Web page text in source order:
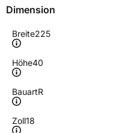
Dimension
Breite225
Höhe40
BauartR
Zoll18